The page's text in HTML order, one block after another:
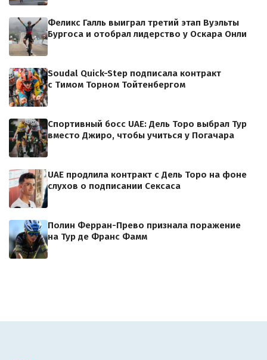
Феликс Галль выиграл третий этап Вуэльты
Бургоса и отобрал лидерство у Оскара Онли
Soudal Quick-Step подписала контракт
с Тимом Торном Тойтенбергом
Спортивный босс UAE: Дель Торо выбрал Тур
вместо Джиро, чтобы учиться у Погачара
UAE продлила контракт с Дель Торо на фоне
слухов о подписании Сексаса
Полин Ферран-Прево признала поражение
на Тур де Франс Фамм